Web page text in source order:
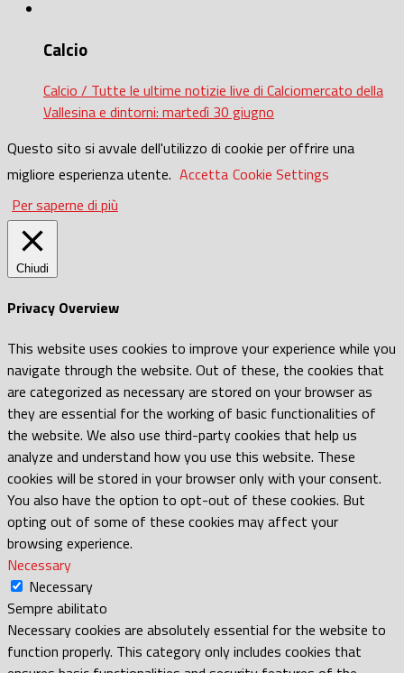
Calcio
Calcio / Tutte le ultime notizie live di Calciomercato della
Vallesina e dintorni: martedì 30 giugno
Questo sito si avvale dell'utilizzo di cookie per offrire una
migliore esperienza utente. Accetta Cookie Settings
Per saperne di più
Chiudi
Privacy Overview
This website uses cookies to improve your experience while you
navigate through the website. Out of these, the cookies that
are categorized as necessary are stored on your browser as
they are essential for the working of basic functionalities of
the website. We also use third-party cookies that help us
analyze and understand how you use this website. These
cookies will be stored in your browser only with your consent.
You also have the option to opt-out of these cookies. But
opting out of some of these cookies may affect your
browsing experience.
Necessary
Necessary
Sempre abilitato
Necessary cookies are absolutely essential for the website to
function properly. This category only includes cookies that